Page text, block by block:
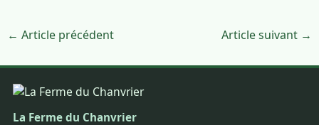
← Article précédent Article suivant →
La Ferme du Chanvrier